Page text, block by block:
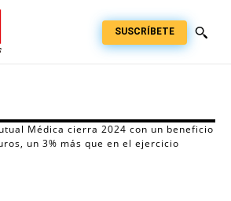
SUSCRÍBETE
Médica cierra 2024 con un beneficio
un 3% más que en el ejercicio